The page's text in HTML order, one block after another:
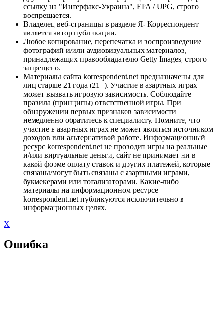
ссылку на "Интерфакс-Украина", EPA / UPG, строго
воспрещается.
Владелец веб-страницы в разделе Я- Корреспондент
является автор публикации.
Любое копирование, перепечатка и воспроизведение
фотографий и/или аудиовизуальных материалов,
принадлежащих правообладателю Getty Images, строго
запрещено.
Материалы сайта korrespondent.net предназначены для
лиц старше 21 года (21+). Участие в азартных играх
может вызвать игровую зависимость. Соблюдайте
правила (принципы) ответственной игры. При
обнаружении первых признаков зависимости
немедленно обратитесь к специалисту. Помните, что
участие в азартных играх не может являться источником
доходов или альтернативой работе. Информационный
ресурс korrespondent.net не проводит игры на реальные
и/или виртуальные деньги, сайт не принимает ни в
какой форме оплату ставок и других платежей, которые
связаны/могут быть связаны с азартными играми,
букмекерами или тотализаторами. Какие-либо
материалы на информационном ресурсе
korrespondent.net публикуются исключительно в
информационных целях.
X
Ошибка